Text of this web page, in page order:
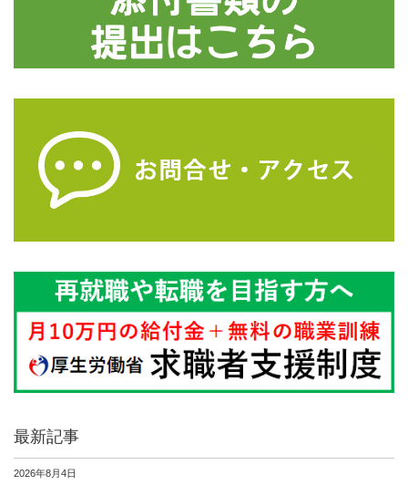
最新記事
2026年8月4日